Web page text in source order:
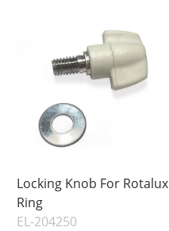
Locking Knob For Rotalux
Ring
EL-204250